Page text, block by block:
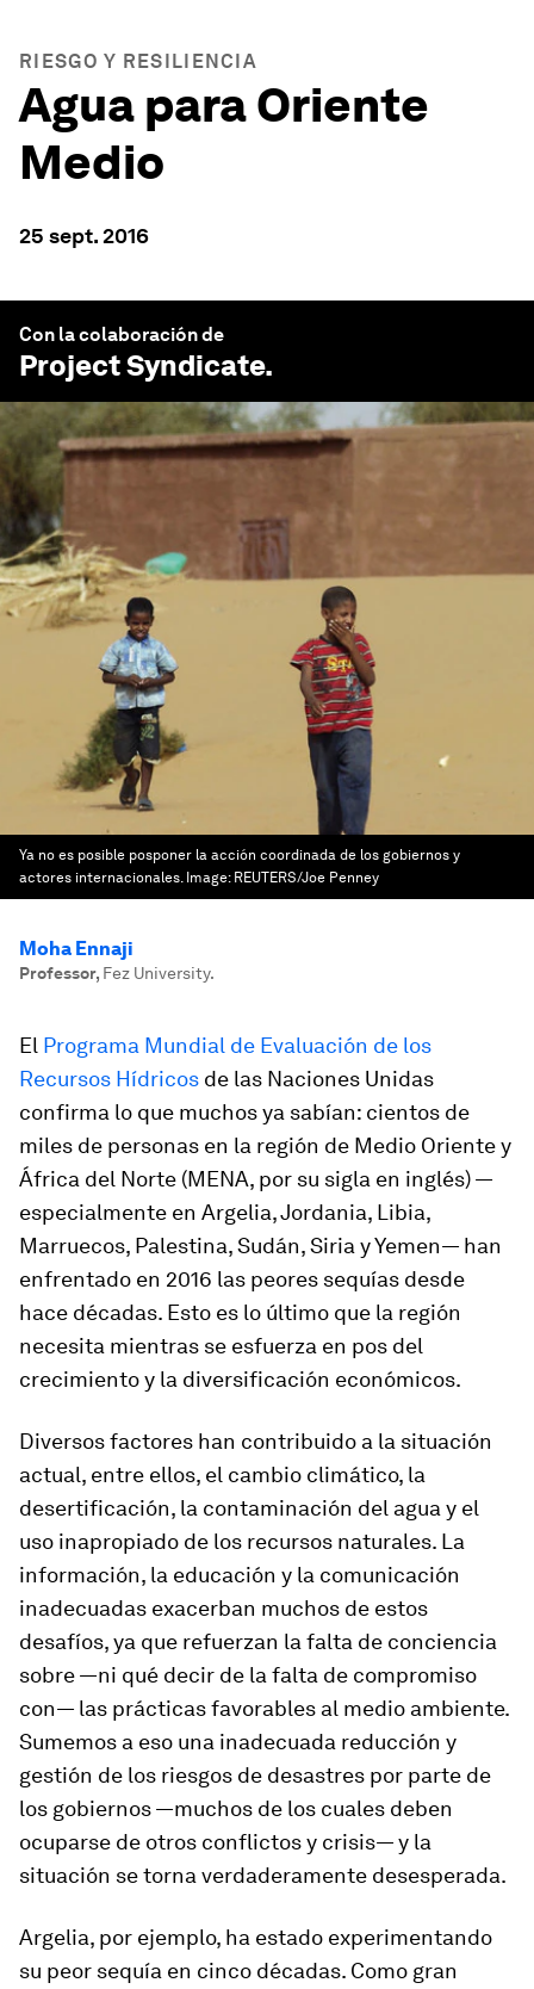
RIESGO Y RESILIENCIA
Agua para Oriente
Medio
25 sept. 2016
Con la colaboración de
Project Syndicate.
Ya no es posible posponer la acción coordinada de los gobiernos y
actores internacionales. Image: REUTERS/Joe Penney
Moha Ennaji
Professor, Fez University.
El Programa Mundial de Evaluación de los
Recursos Hídricos de las Naciones Unidas
confirma lo que muchos ya sabían: cientos de
miles de personas en la región de Medio Oriente y
África del Norte (MENA, por su sigla en inglés) —
especialmente en Argelia, Jordania, Libia,
Marruecos, Palestina, Sudán, Siria y Yemen— han
enfrentado en 2016 las peores sequías desde
hace décadas. Esto es lo último que la región
necesita mientras se esfuerza en pos del
crecimiento y la diversificación económicos.
Diversos factores han contribuido a la situación
actual, entre ellos, el cambio climático, la
desertificación, la contaminación del agua y el
uso inapropiado de los recursos naturales. La
información, la educación y la comunicación
inadecuadas exacerban muchos de estos
desafíos, ya que refuerzan la falta de conciencia
sobre —ni qué decir de la falta de compromiso
con— las prácticas favorables al medio ambiente.
Sumemos a eso una inadecuada reducción y
gestión de los riesgos de desastres por parte de
los gobiernos —muchos de los cuales deben
ocuparse de otros conflictos y crisis— y la
situación se torna verdaderamente desesperada.
Argelia, por ejemplo, ha estado experimentando
su peor sequía en cinco décadas. Como gran